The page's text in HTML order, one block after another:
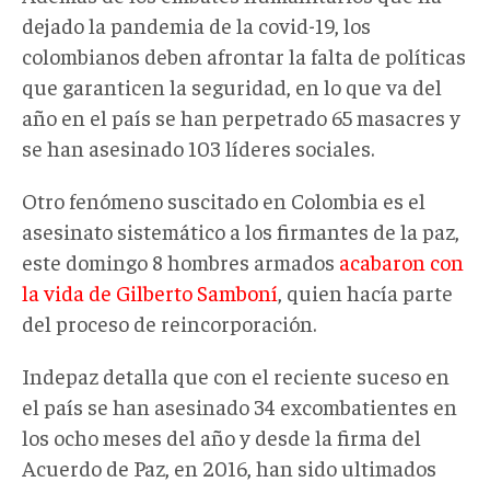
dejado la pandemia de la covid-19, los
colombianos deben afrontar la falta de políticas
que garanticen la seguridad, en lo que va del
año en el país se han perpetrado 65 masacres y
se han asesinado 103 líderes sociales.
Otro fenómeno suscitado en Colombia es el
asesinato sistemático a los firmantes de la paz,
este domingo 8 hombres armados acabaron con
la vida de Gilberto Samboní , quien hacía parte
del proceso de reincorporación.
Indepaz detalla que con el reciente suceso en
el país se han asesinado 34 excombatientes en
los ocho meses del año y desde la firma del
Acuerdo de Paz, en 2016, han sido ultimados